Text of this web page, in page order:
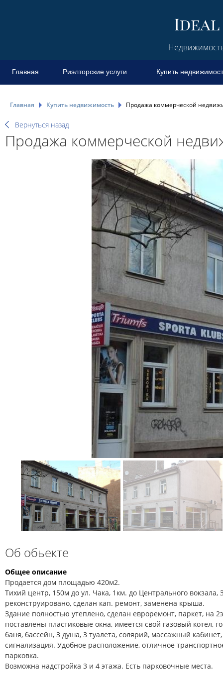
Главная Риэлторские услуги Купить
Главная Купить недвижимость Продажа коммерческой
Вернуться назад
Продажа коммерческой
Об обьекте
Общее описание
Продается дом площадью 420м2.
Тихий центр, 150м до ул. Чака, 1км. до Центрального вокзала,
реконструировано, сделан кап. ремонт, заменена крыша.
Здание полностью утеплено, сделан евроремонт, паркет, на
поставлены пластиковые окна, имеется свой газовый котел,
баня, бассейн, 3 душа, 3 туалета, солярий, массажный
сигнализация. Удобное расположение, отличное
парковка.
Возможна надстройка 3 и 4 этажа. Есть парковочные места.